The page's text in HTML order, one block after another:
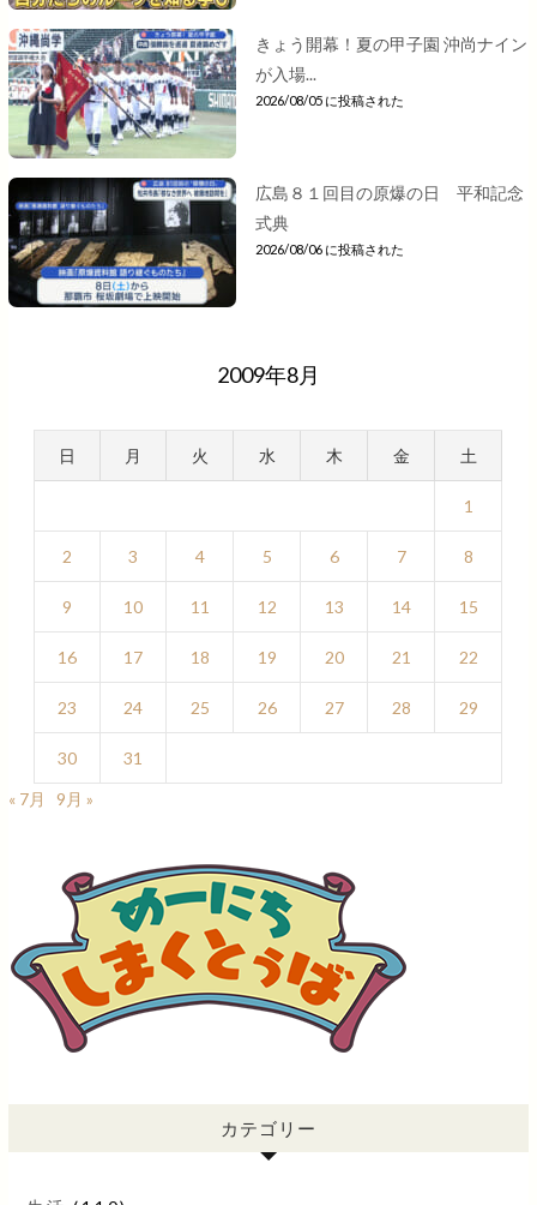
きょう開幕！夏の甲子園 沖尚ナイン
が入場...
2026/08/05 に投稿された
広島８１回目の原爆の日 平和記念
式典
2026/08/06 に投稿された
2009年8月
日 月 火 水 木 金 土
1
2 3 4 5 6 7 8
9 10 11 12 13 14 15
16 17 18 19 20 21 22
23 24 25 26 27 28 29
30
31
« 7月
9月 »
カテゴリー